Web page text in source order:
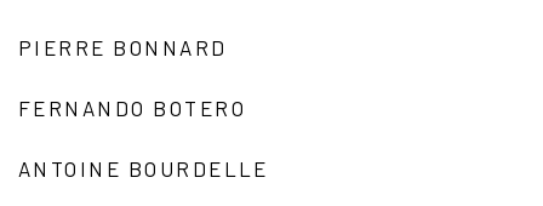
PIERRE BONNARD
FERNANDO BOTERO
ANTOINE BOURDELLE